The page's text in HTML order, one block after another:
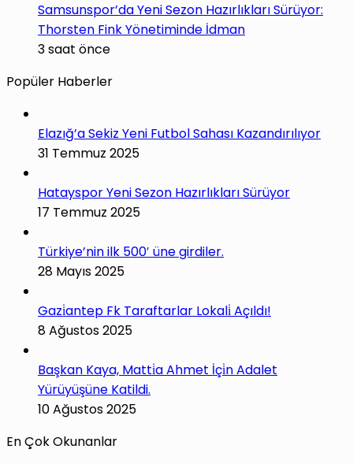
Samsunspor’da Yeni Sezon Hazırlıkları Sürüyor:
Thorsten Fink Yönetiminde İdman
3 saat önce
Popüler Haberler
Elazığ’a Sekiz Yeni Futbol Sahası Kazandırılıyor
31 Temmuz 2025
Hatayspor Yeni Sezon Hazırlıkları Sürüyor
17 Temmuz 2025
Türkiye’nin ilk 500′ üne girdiler.
28 Mayıs 2025
Gazi̇antep Fk Taraftarlar Lokali̇ Açıldı!
8 Ağustos 2025
Başkan Kaya, Matti̇a Ahmet İçi̇n Adalet
Yürüyüşüne Katildi.
10 Ağustos 2025
En Çok Okunanlar